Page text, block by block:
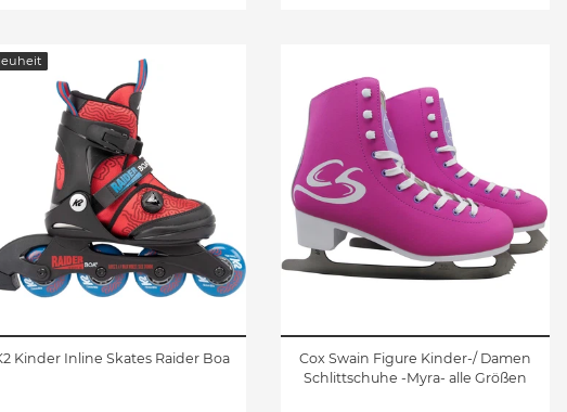
Kinder Inline Skates Raider Boa
Cox Swain Figure Kinder-/ Damen
Schlittschuhe -Myra- alle Größen